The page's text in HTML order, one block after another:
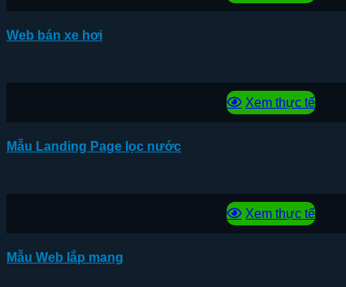
Web bán xe hơi
Xem thực tế
Mẫu Landing Page lọc nước
Xem thực tế
Mẫu Web lắp mạng